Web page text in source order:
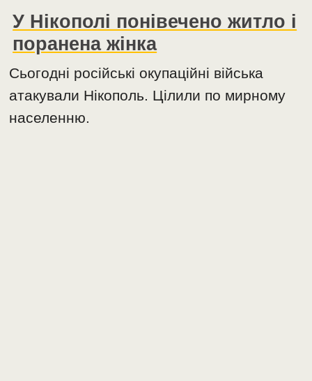
У Нікополі понівечено житло і
поранена жінка
Сьогодні російські окупаційні війська
атакували Нікополь. Цілили по мирному
населенню.